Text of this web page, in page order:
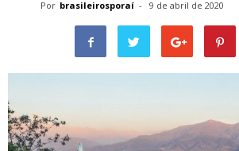
Por brasileirosporaí - 9 de abril de 2020